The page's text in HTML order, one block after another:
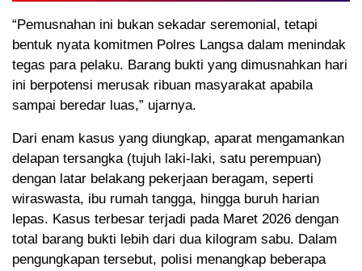
“Pemusnahan ini bukan sekadar seremonial, tetapi
bentuk nyata komitmen Polres Langsa dalam menindak
tegas para pelaku. Barang bukti yang dimusnahkan hari
ini berpotensi merusak ribuan masyarakat apabila
sampai beredar luas,” ujarnya.
Dari enam kasus yang diungkap, aparat mengamankan
delapan tersangka (tujuh laki-laki, satu perempuan)
dengan latar belakang pekerjaan beragam, seperti
wiraswasta, ibu rumah tangga, hingga buruh harian
lepas. Kasus terbesar terjadi pada Maret 2026 dengan
total barang bukti lebih dari dua kilogram sabu. Dalam
pengungkapan tersebut, polisi menangkap beberapa